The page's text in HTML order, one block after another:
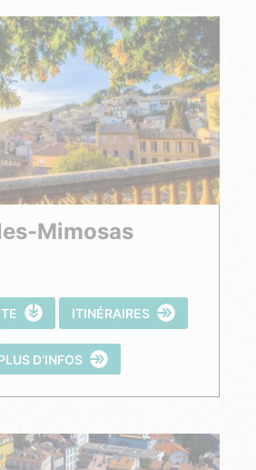
Mimosas
ITINÉRAIRES
PLUS D’INFOS